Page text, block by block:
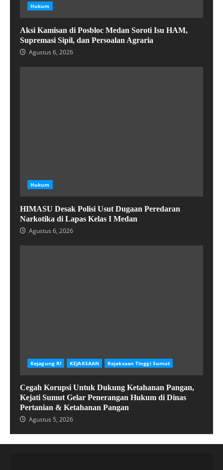
Hukum
Aksi Kamisan di Posbloc Medan Soroti Isu HAM,
Supremasi Sipil, dan Persoalan Agraria
Agustus 6, 2026
Hukum
HIMASU Desak Polisi Usut Dugaan Peredaran
Narkotika di Lapas Kelas I Medan
Agustus 6, 2026
Kejagung RI KEJAKSAAN Kejaksaan Tinggi Sumut
Cegah Korupsi Untuk Dukung Ketahanan Pangan,
Kejati Sumut Gelar Penerangan Hukum di Dinas
Pertanian & Ketahanan Pangan
Agustus 5, 2026